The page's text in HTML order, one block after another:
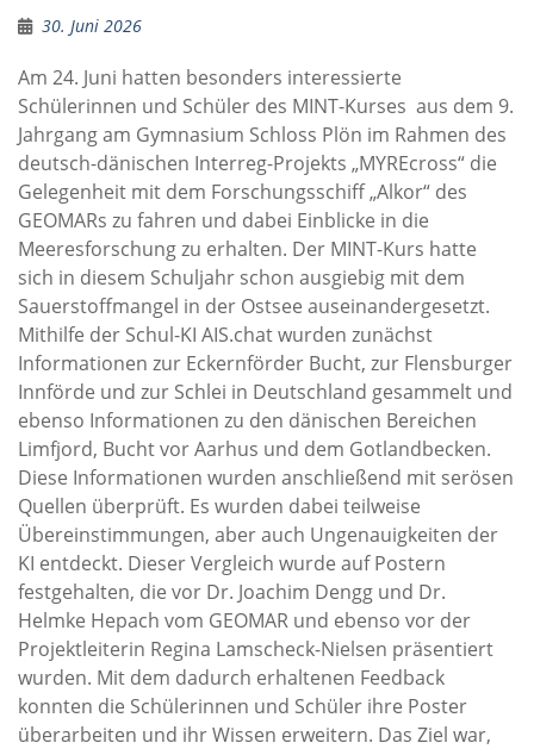
30. Juni 2026
Am 24. Juni hatten besonders interessierte
Schülerinnen und Schüler des MINT-Kurses aus dem 9.
Jahrgang am Gymnasium Schloss Plön im Rahmen des
deutsch-dänischen Interreg-Projekts „MYREcross“ die
Gelegenheit mit dem Forschungsschiff „Alkor“ des
GEOMARs zu fahren und dabei Einblicke in die
Meeresforschung zu erhalten. Der MINT-Kurs hatte
sich in diesem Schuljahr schon ausgiebig mit dem
Sauerstoffmangel in der Ostsee auseinandergesetzt.
Mithilfe der Schul-KI AIS.chat wurden zunächst
Informationen zur Eckernförder Bucht, zur Flensburger
Innförde und zur Schlei in Deutschland gesammelt und
ebenso Informationen zu den dänischen Bereichen
Limfjord, Bucht vor Aarhus und dem Gotlandbecken.
Diese Informationen wurden anschließend mit serösen
Quellen überprüft. Es wurden dabei teilweise
Übereinstimmungen, aber auch Ungenauigkeiten der
KI entdeckt. Dieser Vergleich wurde auf Postern
festgehalten, die vor Dr. Joachim Dengg und Dr.
Helmke Hepach vom GEOMAR und ebenso vor der
Projektleiterin Regina Lamscheck-Nielsen präsentiert
wurden. Mit dem dadurch erhaltenen Feedback
konnten die Schülerinnen und Schüler ihre Poster
überarbeiten und ihr Wissen erweitern. Das Ziel war,